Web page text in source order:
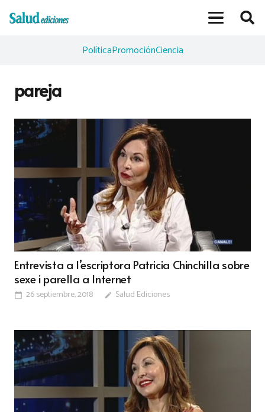
PolíticaPromociónCiencia
pareja
Entrevista a l’escriptora Patricia Chinchilla sobre
sexe i parella a Internet
calendar_today 26 septiembre, 2018 edit Salud Ediciones